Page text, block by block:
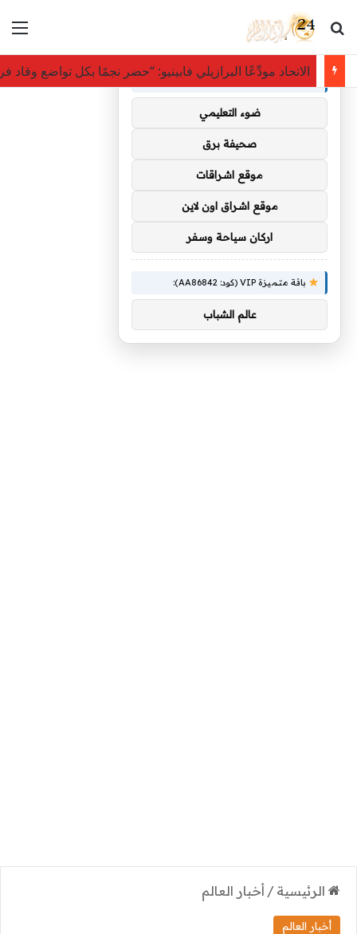
بحث عن
الاتحاد مودِّعًا البرازيلي فابينيو: “حضر نجمًا بكل تواضع
الرئيسية / أخبار العالم
أخبار العالم
توصيات :
باقة متميزة VIP (كود: AA35872):
ضوء التعليمي
صحيفة برق
موقع اشراقات
موقع اشراق اون لاين
اركان سياحة وسفر
باقة متميزة VIP (كود: AA86842):
عالم الشباب